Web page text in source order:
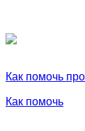
Как помочь
Как помочь